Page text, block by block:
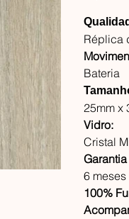
Réplica
Bateria
25mm x
Vidro:
Cristal
6 meses
100%